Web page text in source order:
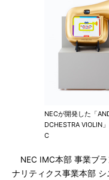
NECが開発した「
DCHESTRA VIOLIN
C
NEC IMC本部 事業ブ
ナリティクス事業本部